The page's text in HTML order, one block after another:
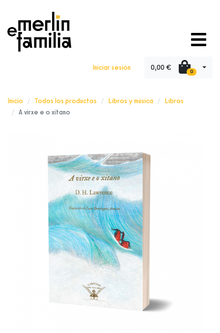
Iniciar sesión 0,00 € 0
Inicio Todos los productos Libros y música
Libros
A virxe e o xitano